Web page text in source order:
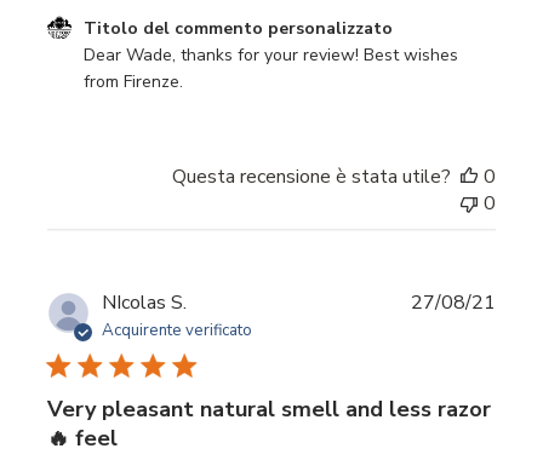
Commenti del proprietario del negozio sulla recensione
Titolo del commento personalizzato
Dear Wade, thanks for your review! Best wishes
from Firenze.
Questa recensione è stata utile?
0
0
NIcolas S.
Acquirente verificato
Very pleasant natural smell and less razor
🔥 feel
27/08/21